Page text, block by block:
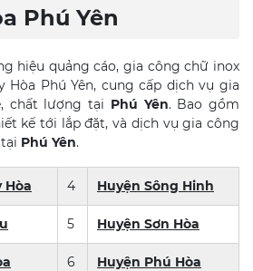
Phú Yên
hiệu quảng cáo, gia công chữ inox
Hòa Phú Yên, cung cấp dịch vụ gia
chất lượng tại Phú Yên. Bao gồm
kế tới lắp đặt, và dịch vụ gia công
Phú Yên.
Hòa 4 Huyện Sông Hinh
5 Huyện Sơn Hòa
6 Huyện Phú Hòa